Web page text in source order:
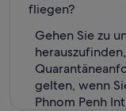
fliegen?
Gehen Sie zu
gelten, wenn
Phnom Penh